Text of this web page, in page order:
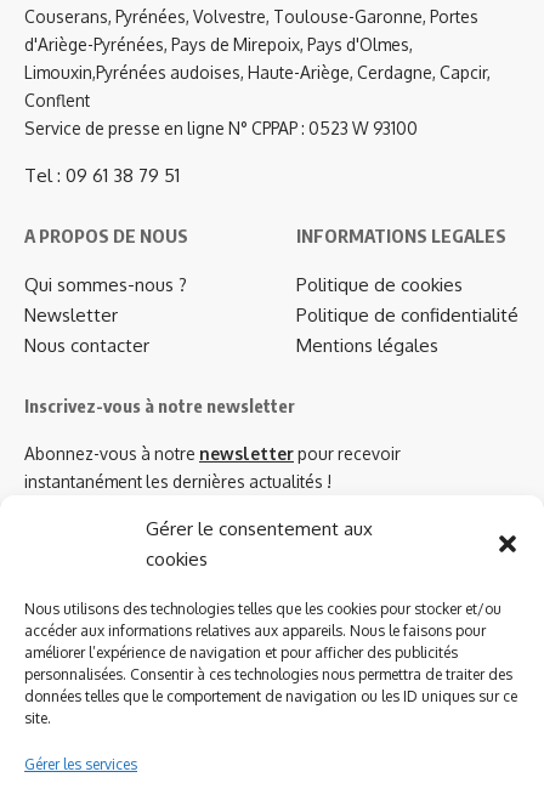
Gérer le consentement aux
cookies
Nous utilisons des technologies telles que les cookies pour stocker et/ou
accéder aux informations relatives aux appareils. Nous le faisons pour
améliorer l’expérience de navigation et pour afficher des publicités
personnalisées. Consentir à ces technologies nous permettra de traiter des
données telles que le comportement de navigation ou les ID uniques sur ce
site.
Gérer les services
Couserans, Pyrénées, Volvestre, Toulouse-Garonne, Portes
d'Ariège-Pyrénées, Pays de Mirepoix, Pays d'Olmes,
Limouxin,Pyrénées audoises, Haute-Ariège, Cerdagne, Capcir,
Conflent
Service de presse en ligne N° CPPAP : 0523 W 93100
Tel : 09 61 38 79 51
A PROPOS DE NOUS
Qui sommes-nous ?
Newsletter
Nous contacter
INFORMATIONS LEGALES
Politique de cookies
Politique de confidentialité
Mentions légales
Inscrivez-vous à notre newsletter
Abonnez-vous à notre newsletterpour recevoir
instantanément les dernières actualités !
Azinat.com TV soutient